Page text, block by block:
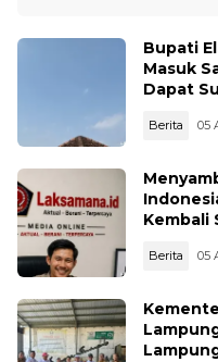
Bupati
Masuk
Dapat
Berita 05
Kembali
Berita 05